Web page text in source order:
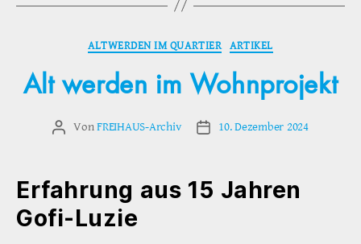
Kategorien
ALTWERDEN IM QUARTIER ARTIKEL
Alt werden im Wohnprojekt
Beitragsautor
VonFREIHAUS-Archiv Veröffentlichungsdatum
10. Dezember 2024
Erfahrung aus 15 Jahren
Gofi-Luzie